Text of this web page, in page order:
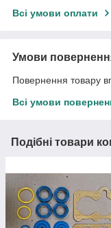
Всі умови оплати
Умови
Повернення товару
Всі умови
Подібні товари